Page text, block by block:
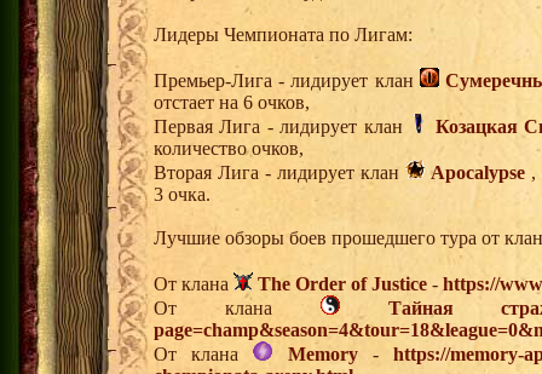
Лидеры Чемпионата по Лигам:
Премьер-Лига - лидирует клан
отстает на 6 очков,
Первая Лига - лидирует клан
Козацкая
количество очков,
Вторая Лига - лидирует клан
Apocalypse ,
3 очка.
Лучшие обзоры боев прошедшего тура от
От клана The Order of Justice - https://
От клана
Тайная
От клана
Memory-https://memory-